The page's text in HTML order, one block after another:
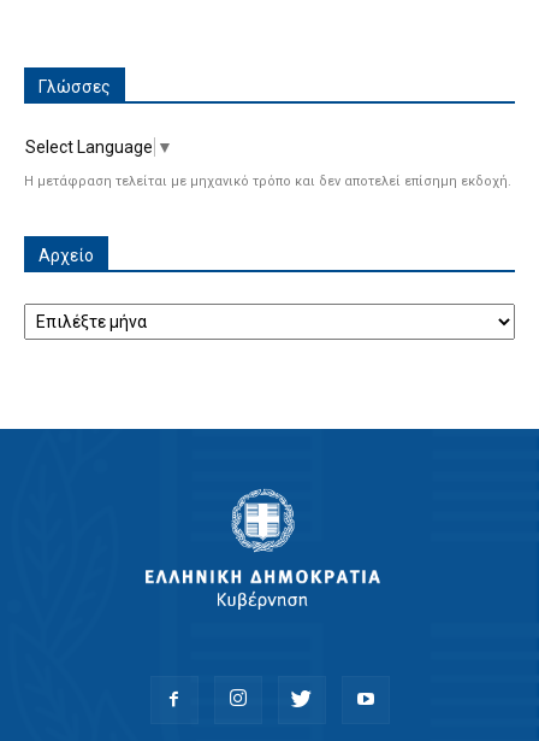
Γλώσσες
Select Language ▼
Η μετάφραση τελείται με μηχανικό τρόπο και δεν αποτελεί επίσημη εκδοχή.
Αρχείο
Αρχείο